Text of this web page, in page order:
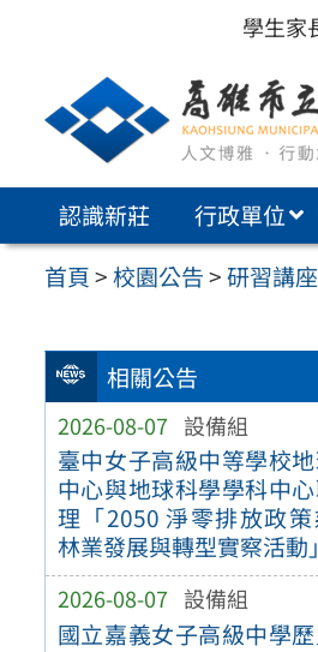
內
學生家
認識新莊 行政單位
首頁>校園公告>研習講座
相關公告
2026-08-07 設備組
臺中女子高級中等學校
中心與地球科學學科中
理「2050 淨零排放政策
林業發展與轉型實察活動」
2026-08-07 設備組
國立嘉義女子高級中學